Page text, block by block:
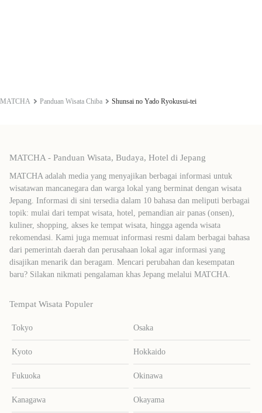
MATCHA Panduan Wisata Chiba Shunsai no Yado Ryokusui-tei
MATCHA - Panduan Wisata, Budaya, Hotel di Jepang
MATCHA adalah media yang menyajikan berbagai informasi untuk
wisatawan mancanegara dan warga lokal yang berminat dengan wisata
Jepang. Informasi di sini tersedia dalam 10 bahasa dan meliputi berbagai
topik: mulai dari tempat wisata, hotel, pemandian air panas (onsen),
kuliner, shopping, akses ke tempat wisata, hingga agenda wisata
rekomendasi. Kami juga memuat informasi resmi dalam berbagai bahasa
dari pemerintah daerah dan perusahaan lokal agar informasi yang
disajikan menarik dan beragam. Mencari perubahan dan kesempatan
baru? Silakan nikmati pengalaman khas Jepang melalui MATCHA.
Tempat Wisata Populer
Tokyo Osaka
Kyoto Hokkaido
Fukuoka Okinawa
Kanagawa Okayama